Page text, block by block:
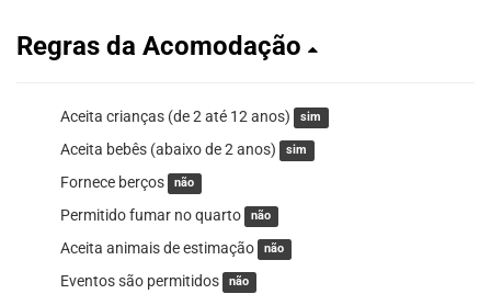
Regras da Acomodação
Aceita crianças (de 2 até 12 anos) sim
Aceita bebês (abaixo de 2 anos) sim
Fornece berços não
Permitido fumar no quarto não
Aceita animais de estimação não
Eventos são permitidos não